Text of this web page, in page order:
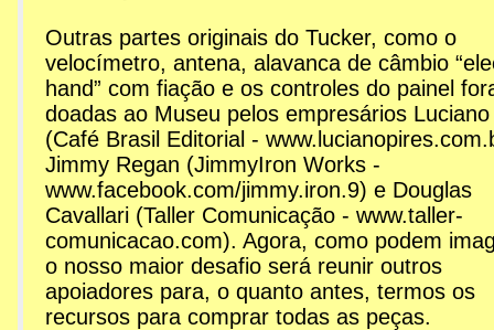
Outras partes originais do Tucker, como o
velocímetro, antena, alavanca de câmbio
hand” com fiação e os controles do painel
doadas ao Museu pelos empresários
(Café Brasil Editorial -
Jimmy Regan (JimmyIron Works -
www.facebook.com/jimmy.iron.9) e Douglas
Cavallari (Taller Comunicação - www.taller-
comunicacao.com). Agora, como podem
o nosso maior desafio será reunir outros
apoiadores para, o quanto antes, termos os
recursos para comprar todas as peças.